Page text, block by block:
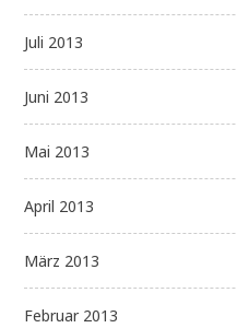
Juli 2013
Juni 2013
Mai 2013
April 2013
März 2013
Februar 2013